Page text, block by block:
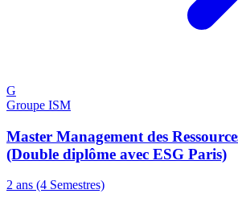
G
Groupe ISM
Master Management des
(Double diplôme avec ESG Paris)
2 ans (4 Semestres)